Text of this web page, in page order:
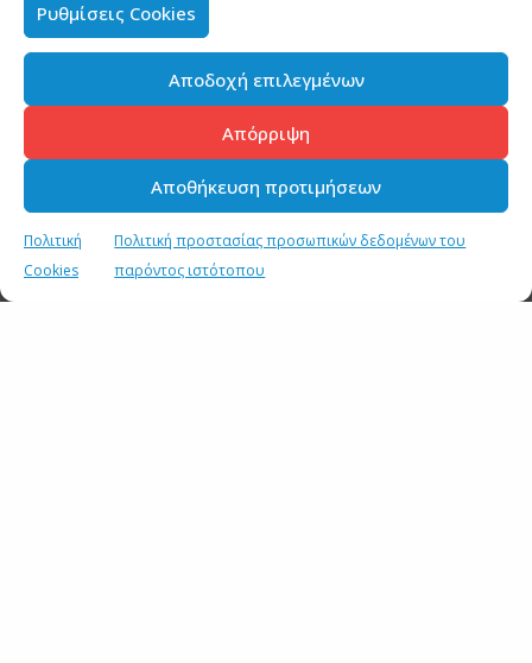
Ρυθμίσεις Cookies
Αποδοχή επιλεγμένων
Απόρριψη
Αποθήκευση προτιμήσεων
Πολιτική
Cookies
Πολιτική προστασίας προσωπικών δεδομένων του
παρόντος ιστότοπου